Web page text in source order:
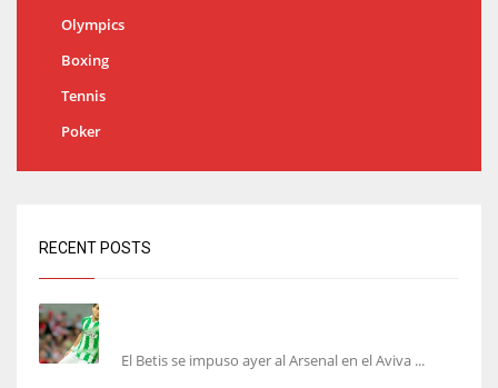
Olympics
Boxing
Tennis
Poker
RECENT POSTS
El Betis se impuso ayer al Arsenal en el Aviva ...